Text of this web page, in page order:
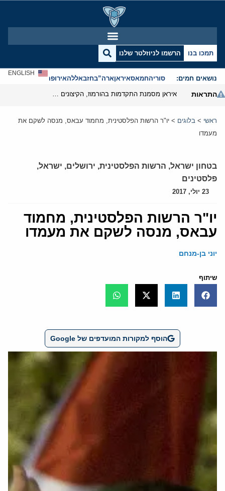
תמכו בנו הרשמו לניוזלטר שלנו
נושאים חמים: סוריהחמאסאיראןארה”בחזבאללהאירופהאנטישמיות
ENGLISH
התראות
ראשי > בלוגים > יו"ר הרשות הפלסטינית, מחמוד עבאס, מנסה לשקם את
מעמדו
בטחון ישראל, הרשות הפלסטינית, ירושלים, ישראל,
פלסטינים
23 יולי, 2017
יו"ר הרשות הפלסטינית, מחמוד
עבאס, מנסה לשקם את מעמדו
יוני בן-מנחם
שיתוף
הוסף למקורות המועדפים של Google